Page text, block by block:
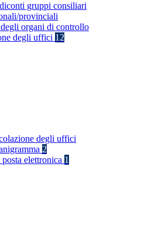
gruppi consiliari
provinciali
organi di controllo
degli uffici 12
degli uffici
2
elettronica 1